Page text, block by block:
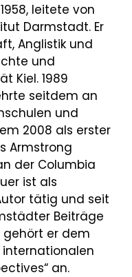
leitete von
Darmstadt. Er
Anglistik und
und
Kiel. 1989
seitdem an
und
2008 als erster
Armstrong
der Columbia
ist als
tätig und seit
Beiträge
gehört er dem
an.